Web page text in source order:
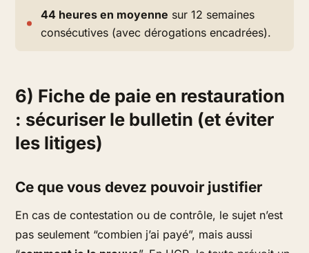
44 heures en moyenne sur 12 semaines
consécutives (avec dérogations encadrées).
6) Fiche de paie en restauration
: sécuriser le bulletin (et éviter
les litiges)
Ce que vous devez pouvoir justifier
En cas de contestation ou de contrôle, le sujet n’est
pas seulement “combien j’ai payé”, mais aussi